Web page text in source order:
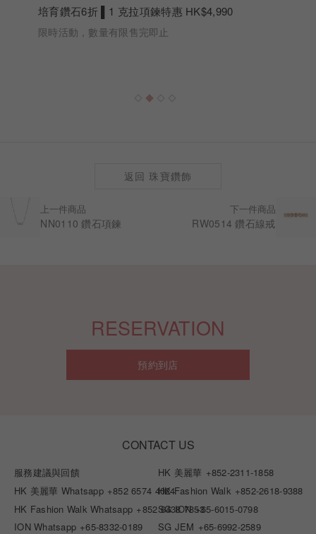
培育鑽石6折 ▌1 克拉項鍊特惠 HK$4,990
限時活動，數量有限售完即止
上一件商品
NN0110 鑽石項鍊
下一件商品
RW0514 鑽石線戒
返回 珠寶鑽飾
RESERVATION
預約到店
CONTACT US
服務建議與回饋 HK 美麗華 +852-2311-1858
HK 美麗華 Whatsapp +852 6574 4024HK Fashion Walk +852-2618-9388
HK Fashion Walk Whatsapp +852 6438 7853
SG ION +65-6015-0798
ION Whatsapp +65-8332-0189 SG JEM +65-6992-2589